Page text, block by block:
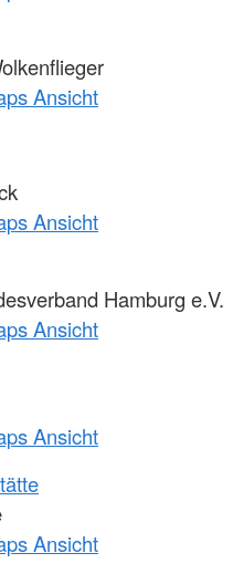
Ansicht
Ansicht
Hamburg e.V.
Ansicht
Ansicht
Ansicht